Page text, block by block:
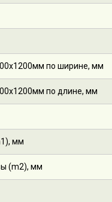
по ширине, мм
по длине, мм
мм
(m2), мм